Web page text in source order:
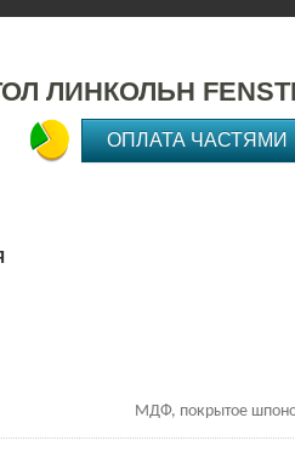
ЛИНКОЛЬН
ОПЛАТА ЧАСТЯМИ
МДФ, покрытое